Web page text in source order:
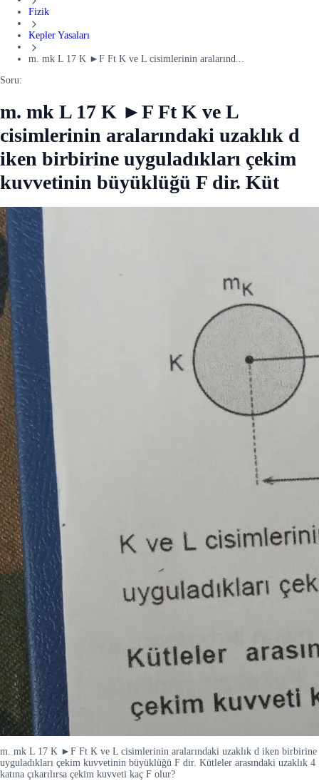
Fizik
Kepler Yasaları
m. mk L 17 K ►F Ft K ve L cisimlerinin aralarınd...
Soru:
m. mk L 17 K ►F Ft K ve L
cisimlerinin aralarındaki uzaklık d
iken birbirine uyguladıkları çekim
kuvvetinin büyüklüğü F dir. Küt
m. mk L 17 K ►F Ft K ve L cisimlerinin aralarındaki uzaklık d iken birbirine
uyguladıkları çekim kuvvetinin büyüklüğü F dir. Kütleler arasındaki uzaklık 4
katına çıkarılırsa çekim kuvveti kaç F olur?